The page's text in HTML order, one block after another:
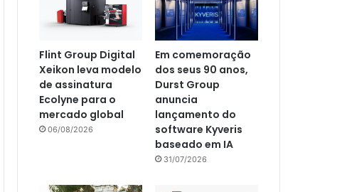
Flint Group Digital
Xeikon leva modelo
de assinatura
Ecolyne para o
mercado global
06/08/2026
Em comemoração
dos seus 90 anos,
Durst Group
anuncia
lançamento do
software Kyveris
baseado em IA
31/07/2026